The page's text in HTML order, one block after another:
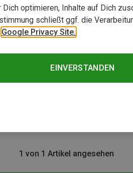
1 von 1 Artikel angesehen
optimieren, Inhalte auf Dich
schließt ggf. die
Google Privacy Site.
EINVERSTANDEN